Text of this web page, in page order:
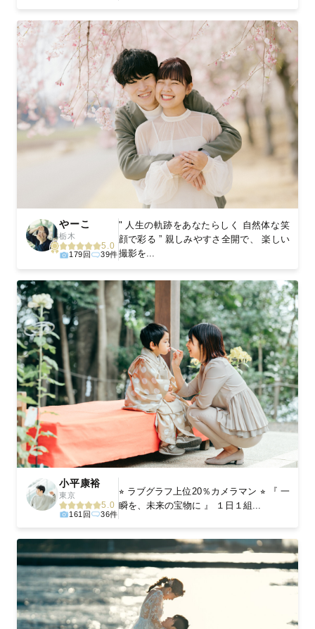
やーこ
栃木
5.0
179回 39件
" 人生の軌跡をあなたらしく 自然体な笑
顔で彩る ” 親しみやすさ全開で、 楽しい
撮影を...
小平康裕
東京
5.0
161回 36件
⭐︎ ラブグラフ上位20％カメラマン ⭐︎ 『 一
瞬を、未来の宝物に 』 １日１組...